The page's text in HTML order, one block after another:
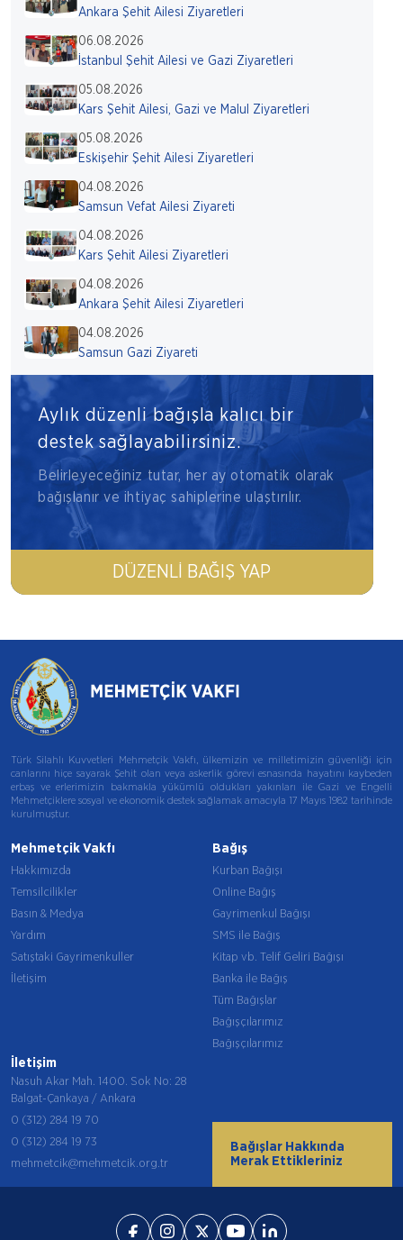
Ankara Şehit Ailesi Ziyaretleri
06.08.2026
İstanbul Şehit Ailesi ve Gazi Ziyaretleri
05.08.2026
Kars Şehit Ailesi, Gazi ve Malul Ziyaretleri
05.08.2026
Eskişehir Şehit Ailesi Ziyaretleri
04.08.2026
Samsun Vefat Ailesi Ziyareti
04.08.2026
Kars Şehit Ailesi Ziyaretleri
04.08.2026
Ankara Şehit Ailesi Ziyaretleri
04.08.2026
Samsun Gazi Ziyareti
Aylık düzenli bağışla kalıcı bir
destek sağlayabilirsiniz.
Belirleyeceğiniz tutar, her ay otomatik olarak
bağışlanır ve ihtiyaç sahiplerine ulaştırılır.
DÜZENLI BAĞIŞ YAP
Türk Silahlı Kuvvetleri Mehmetçik Vakfı, ülkemizin ve milletimizin güvenliği için
canlarını hiçe sayarak Şehit olan veya askerlik görevi esnasında hayatını kaybeden
erbaş ve erlerimizin bakmakla yükümlü oldukları yakınları ile Gazi ve Engelli
Mehmetçiklere sosyal ve ekonomik destek sağlamak amacıyla 17 Mayıs 1982 tarihinde
kurulmuştur.
Mehmetçik Vakfı
Hakkımızda
Temsilcilikler
Basın & Medya
Yardım
Satıştaki Gayrimenkuller
İletişim
Bağış
Kurban Bağışı
Online Bağış
Gayrimenkul Bağışı
SMS ile Bağış
Kitap vb. Telif Geliri Bağışı
Banka ile Bağış
Tüm Bağışlar
Bağışçılarımız
Bağışçılarımız
İletişim
Nasuh Akar Mah. 1400. Sok No: 28
Balgat-Çankaya / Ankara
0 (312) 284 19 70
0 (312) 284 19 73
mehmetcik@mehmetcik.org.tr
Bağışlar Hakkında
Merak Ettikleriniz